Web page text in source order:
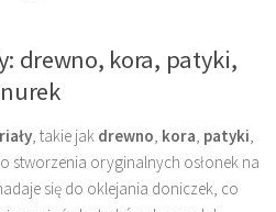
drewno, kora, patyki,
, takie jak drewno, kora, patyki,
stworzenia oryginalnych osłonek na
się do oklejania doniczek, co